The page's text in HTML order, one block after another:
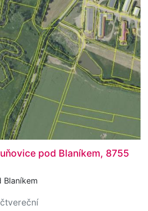
pod Blaníkem, 8755
Blaníkem